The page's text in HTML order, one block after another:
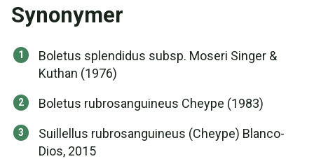
Synonymer
Boletus splendidus subsp. Moseri Singer &
Kuthan (1976)
Boletus rubrosanguineus Cheype (1983)
Suillellus rubrosanguineus (Cheype) Blanco-
Dios, 2015